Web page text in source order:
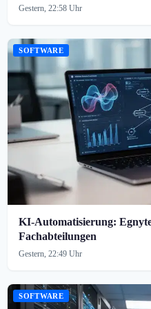
Gestern, 22:58 Uhr
SOFTWARE
KI-Automatisierung:
Fachabteilungen
Gestern, 22:49 Uhr
SOFTWARE